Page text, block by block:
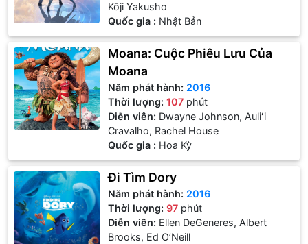
Kōji Yakusho
Quốc gia : Nhật Bản
Moana: Cuộc Phiêu Lưu Của
Moana
Năm phát hành: 2016
Thời lượng:107 phút
Diễn viên: Dwayne Johnson, Auliʻi
Cravalho, Rachel House
Quốc gia : Hoa Kỳ
Đi Tìm Dory
Năm phát hành: 2016
Thời lượng:97 phút
Diễn viên: Ellen DeGeneres, Albert
Brooks, Ed O’Neill